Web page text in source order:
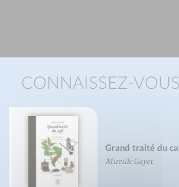
CONNAISSEZ-
Grand traité du
Mireille Gayet